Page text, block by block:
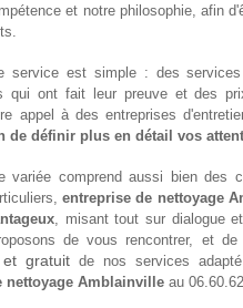
et notre philosophie, afin
service est simple : des
qui ont fait leur preuve et des
appel à des entreprises
de définir plus en détail vos
variée comprend aussi bien des
entreprise de nettoyage
, misant tout sur dialogue
de vous rencontrer, et
et gratuit de nos services
nettoyage Amblainville au